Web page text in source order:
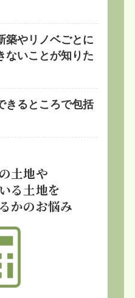
築やリノベごとに
ないことが知りた
きるところで包括
土地や
る土地を
かのお悩み